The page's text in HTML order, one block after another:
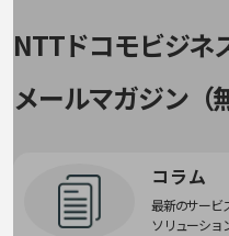
通信モジュール製品
衛星携帯電話
ドコモBiz データ無制限 ドコ
NTTドコモビジネ
メールマガジン（
コラム
最新のサービ
ソリューショ